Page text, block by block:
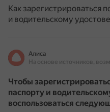
Как зарегистрироваться
и водительскому
Алиса
Чтобы
паспорту и
воспользоваться